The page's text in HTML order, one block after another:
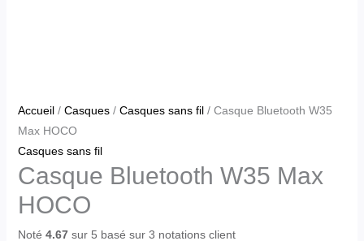
Accueil/ Casques/ Casques sans fil/ Casque Bluetooth W35
Max HOCO
Casques sans fil
Casque Bluetooth W35 Max
HOCO
Noté 4.67sur 5 basé sur 3 notations client